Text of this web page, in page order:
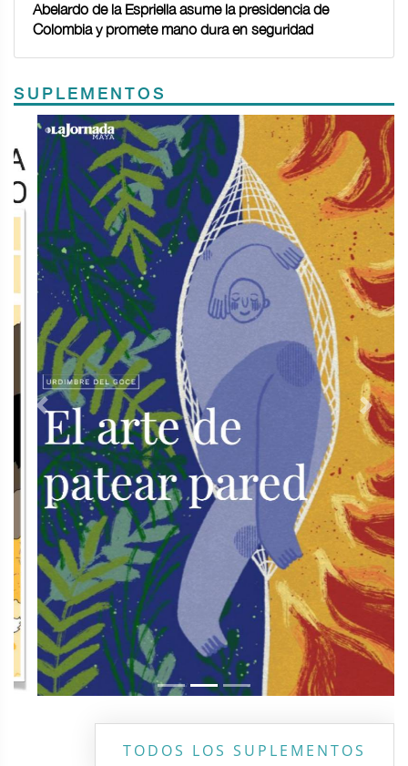
Abelardo de la Espriella asume la presidencia de
Colombia y promete mano dura en seguridad
SUPLEMENTOS
Previous Next
TODOS LOS SUPLEMENTOS